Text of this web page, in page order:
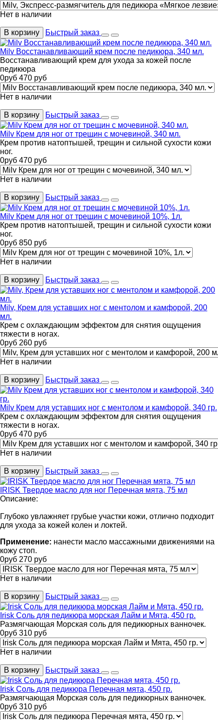
Нет в наличии
В корзину Быстрый заказ
Milv Восстанавливающий крем после педикюра, 340 мл.
Восстанавливающий крем для ухода за кожей после
педикюра
0руб 470 руб
Нет в наличии
В корзину Быстрый заказ
Milv Крем для ног от трещин с мочевиной, 340 мл.
Крем против натоптышей, трещин и сильной сухости кожи
ног.
0руб 470 руб
Нет в наличии
В корзину Быстрый заказ
Milv Крем для ног от трещин с мочевиной 10%, 1л.
Крем против натоптышей, трещин и сильной сухости кожи
ног.
0руб 850 руб
Нет в наличии
В корзину Быстрый заказ
Milv, Крем для уставших ног с ментолом и камфорой, 200
мл.
Крем с охлаждающим эффектом для снятия ощущения
тяжести в ногах.
0руб 260 руб
Нет в наличии
В корзину Быстрый заказ
Milv Крем для уставших ног с ментолом и камфорой, 340 гр.
Крем с охлаждающим эффектом для снятия ощущения
тяжести в ногах.
0руб 470 руб
Нет в наличии
В корзину Быстрый заказ
IRISK Твердое масло для ног Перечная мята, 75 мл
Описание:
Глубоко увлажняет грубые участки кожи, отлично подходит
для ухода за кожей колен и локтей.
Применение: нанести масло массажными движениями на
кожу стоп.
0руб 270 руб
Нет в наличии
В корзину Быстрый заказ
Irisk Соль для педикюра морская Лайм и Мята, 450 гр.
Размягчающая Морская соль для педикюрных ванночек.
0руб 310 руб
Нет в наличии
В корзину Быстрый заказ
Irisk Соль для педикюра Перечная мята, 450 гр.
Размягчающая Морская соль для педикюрных ванночек.
0руб 310 руб